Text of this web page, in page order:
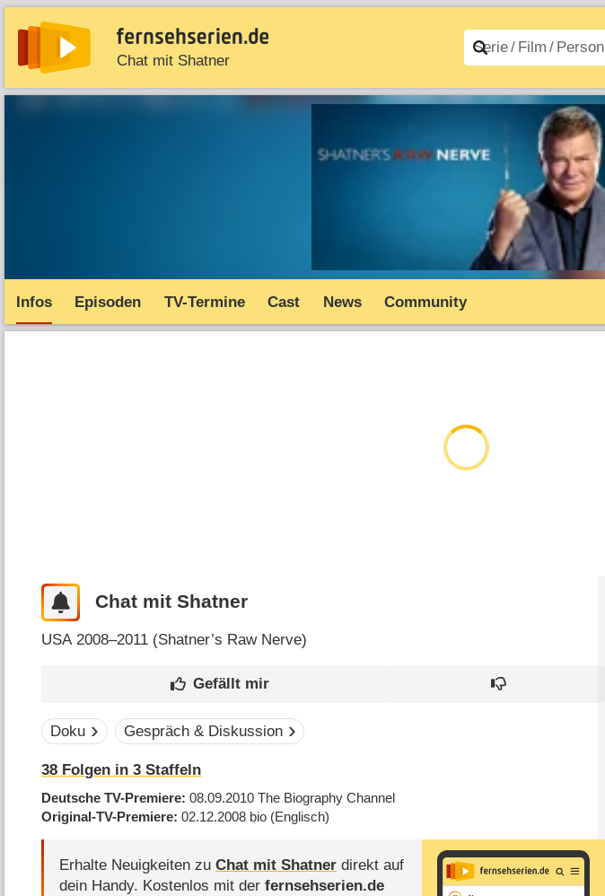
Chat mit Shatner
News Entdecken Streaming Filme A–Z
Infos Episoden TV-Termine Cast News Community
Chat mit Shatner
USA 2008–2011 (Shatner’s Raw Nerve)
Doku Gespräch & Diskussion
38 Folgen in3 Staffeln
Deutsche TV-Premiere 08.09.2010The Biography Channel
Original-TV-Premiere 02.12.2008 bio (Englisch)
Erhalte Neuigkeiten zuChat mit Shatner direkt auf
dein Handy. Kostenlos mit derfernsehserien.de